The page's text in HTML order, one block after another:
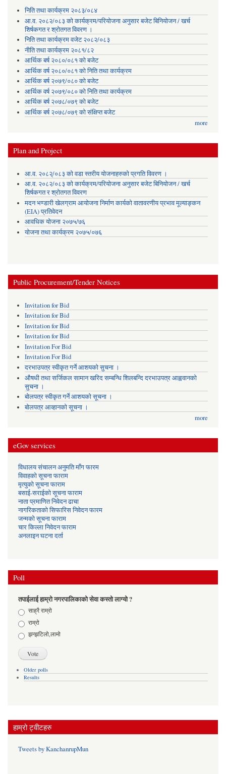
निति तथा कार्यक्रम २०८३/०८४
आ.व. २०८२/०८३ को कार्यक्रम/परियोजना अनुसार बजेट बिनियोजन / खर्च
शिर्षकगत र श्रोतगत विवरण ।
निति तथा कार्यक्रम वजेट २०८२/०८३
नीति तथा कार्यक्रम २०८१/८२
आर्थिक बर्ष २०८०/०८१ को बजेट
आर्थिक वर्ष २०८०/०८१ को निति तथा कार्यक्रम
आर्थिक बर्ष २०७९/०८० को बजेट
आर्थिक वर्ष २०७९/०८० को निति तथा कार्यक्रम
आर्थिक बर्ष २०७८/०७९ को बजेट
आर्थिक बर्ष २०७८/०७९ को संक्षिप्त बजेट
more
Plan and Project
आ.व. २०८२्/०८३ को वडा स्तरीय योजनाहरुको प्रगति विवरण ।
आ.व. २०८२/०८३ को कार्यक्रम/परियोजना अनुसार बजेट बिनियोजन / खर्च
शिर्षकगत र श्रोतगत विवरण
मदन भण्डारी खेलग्राम आयोजना निर्माण कार्यको वातावरणीय प्रभाव मूल्याङ्कन
(EIA) प्रतिवेदन
आवधिक योजना २०७५/७६
योजना तथा कार्यक्रम २०७५/०७६
Public Procurement/Tender Notices
Invitation for Bid
Invitation for Bid
Invitation for Bid
Invitation for Bid
Invitation For Bid
Invitation For Bid
दरभाउपत्र स्वीकृत गर्ने आशयको सुचना ।
औषधी तथा सर्जिकल सामान खरिद सम्बन्धि शिलबन्दि दरभाउपत्र आह्ववानको
सुचना ।
बोलपत्र स्वीकृत गर्ने आशयको सूचना ।
बोलपत्र आव्हानको सूचना ।
more
eGov services
विधालय संचालन अनुमति माँग फारम
विवाहको सूचना फाराम
मृत्युको सूचना फाराम
बसाई-सराईको सूचना फाराम
नाता प्रमाणित निवेदन ढाचा
नागरिकताको सिफारिस निवेदन फारम
जन्मको सूचना फाराम
चार किल्ला निवेदन फाराम
अनलाइन घटना दर्ता
Poll
तपाईलाई हाम्रो नगरपालिकाको सेवा कस्तो लाग्यो ?
Choicesसाह्रै राम्रो
राम्रो
झन्झटिलो,लामो
Older polls
Results
हाम्रो ट्वीटहरु
Tweets by KanchanrupMun